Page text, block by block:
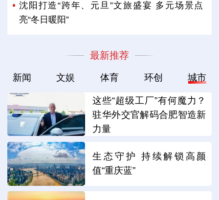
沈阳打造“跨年、元旦”文旅盛宴 多元场景点
亮“冬日暖阳”
最新推荐
新闻 文娱 体育 环创 城市
这些“超级工厂”有何魔力？
驻华外交官解码合肥智造新
力量
生态守护 持续解锁高颜
值“重庆蓝”